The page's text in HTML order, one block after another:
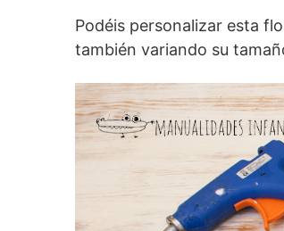
Podéis personalizar esta
también variando su